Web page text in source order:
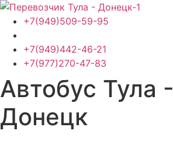
Перейти
содержимому
+7(949)509-59-95
+7(949)442-46-21
+7(977)270-47-83
Автобус Тула -
Донецк